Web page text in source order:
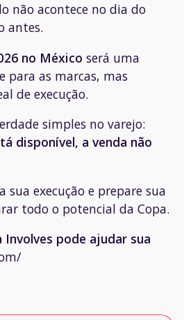
não acontece no dia do
antes.
no México será uma
para as marcas, mas
de execução.
simples no varejo:
disponível, a venda não
sua execução e prepare sua
todo o potencial da Copa.
Involves pode ajudar sua